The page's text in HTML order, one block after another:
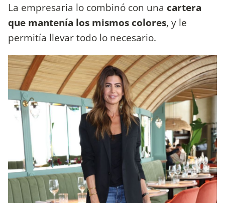
La empresaria lo combinó con una cartera
que mantenía los mismos colores, y le
permitía llevar todo lo necesario.